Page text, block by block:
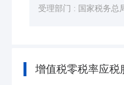
受理部门 : 国家税务总
增值税零税率应税